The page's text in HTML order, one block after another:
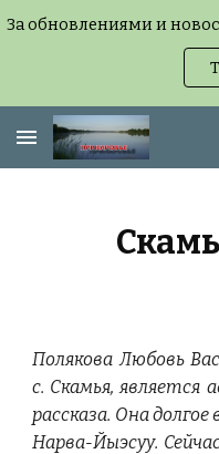
Полякова Любовь
с. Скамья, является
рассказа. Она
Нарва-Йыэсуу.